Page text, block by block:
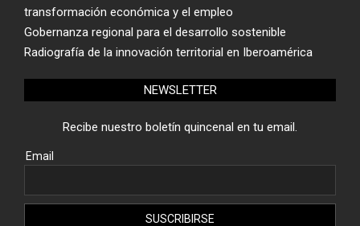
transformación económica y el empleo
Gobernanza regional para el desarrollo sostenible
Radiografía de la innovación territorial en Iberoamérica
NEWSLETTER
Recibe nuestro boletín quincenal en tu email.
Email